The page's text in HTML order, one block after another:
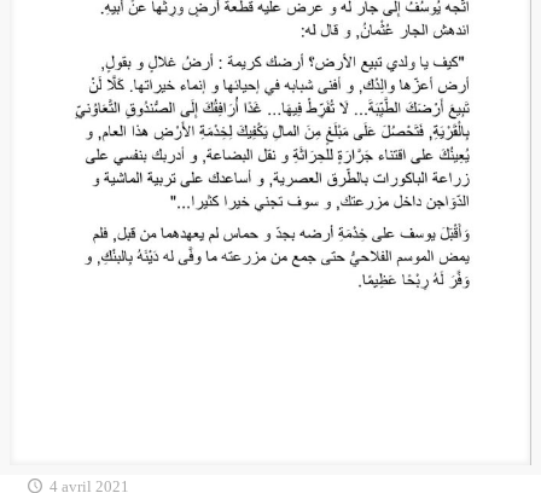
4 avril 2021